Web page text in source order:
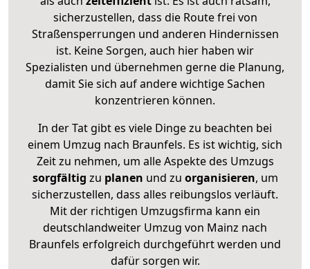
sicherzustellen, dass die Route frei von
Straßensperrungen und anderen Hindernissen
ist. Keine Sorgen, auch hier haben wir
Spezialisten und übernehmen gerne die Planung,
damit Sie sich auf andere wichtige Sachen
konzentrieren können.
In der Tat gibt es viele Dinge zu beachten bei
einem Umzug nach Braunfels. Es ist wichtig, sich
Zeit zu nehmen, um alle Aspekte des Umzugs
sorgfältig zu planen und zu organisieren, um
sicherzustellen, dass alles reibungslos verläuft.
Mit der richtigen Umzugsfirma kann ein
deutschlandweiter Umzug von Mainz nach
Braunfels erfolgreich durchgeführt werden und
dafür sorgen wir.